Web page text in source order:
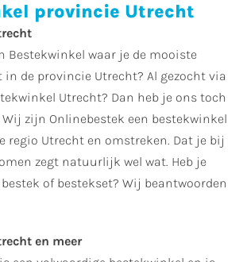
provincie Utrecht
Bestekwinkel waar je de mooiste
de provincie Utrecht? Al gezocht via
Utrecht? Dan heb je ons toch
zijn Onlinebestek een bestekwinkel
regio Utrecht en omstreken. Dat je bij
zegt natuurlijk wel wat. Heb je
of bestekset? Wij beantwoorden
en meer